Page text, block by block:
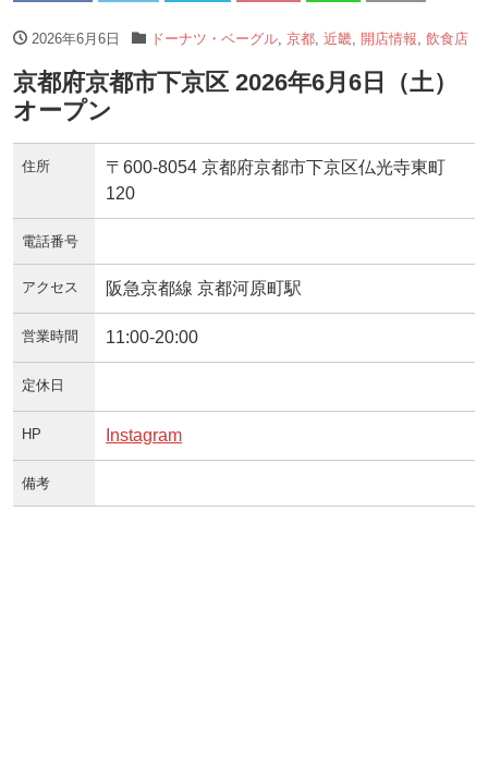
2026年6月6日 ドーナツ・ベーグル, 京都, 近畿, 開店情報 飲食店
京都府京都市下京区 2026年6月6日（土）
オープン
住所
〒600-8054 京都府京都市下京区仏光寺東町
120
電話番号
アクセス 阪急京都線 京都河原町駅
営業時間 11:00-20:00
定休日
HP Instagram
備考